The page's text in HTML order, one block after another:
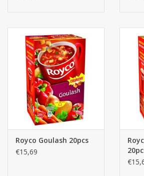
Royco Goulash 20pcs
€15,69